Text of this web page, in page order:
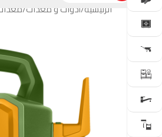
الرئيسية أدوات و معدات